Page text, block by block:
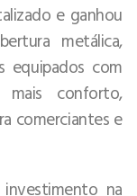
e ganhou
metálica,
equipados com
conforto,
comerciantes e
na